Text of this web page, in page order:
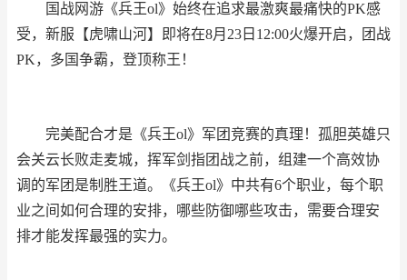
国战网游《兵王ol》始终在追求最激爽最痛快的PK感
受，新服【虎啸山河】即将在8月23日12:00火爆开启，团战
PK，多国争霸，登顶称王！
完美配合才是《兵王ol》军团竞赛的真理！孤胆英雄只
会关云长败走麦城，挥军剑指团战之前，组建一个高效协
调的军团是制胜王道。《兵王ol》中共有6个职业，每个职
业之间如何合理的安排，哪些防御哪些攻击，需要合理安
排才能发挥最强的实力。